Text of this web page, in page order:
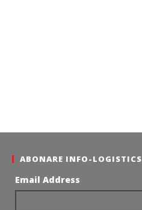
ABONARE INFO-LOGISTICS
Email Address